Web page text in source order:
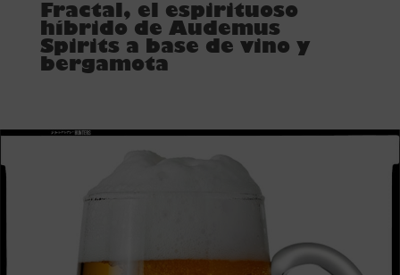
Fractal, el espirituoso
híbrido de Audemus
Spirits a base de vino y
bergamota